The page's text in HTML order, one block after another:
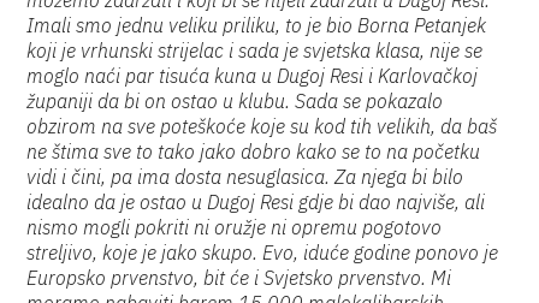
Imali smo jednu veliku priliku, to je bio Borna Petanjek
koji je vrhunski strijelac i sada je svjetska klasa, nije se
moglo naći par tisuća kuna u Dugoj Resi i Karlovačkoj
županiji da bi on ostao u klubu. Sada se pokazalo
obzirom na sve poteškoće koje su kod tih velikih, da baš
ne štima sve to tako jako dobro kako se to na početku
vidi i čini, pa ima dosta nesuglasica. Za njega bi bilo
idealno da je ostao u Dugoj Resi gdje bi dao najviše, ali
nismo mogli pokriti ni oružje ni opremu pogotovo
streljivo, koje je jako skupo. Evo, iduće godine ponovo je
Europsko prvenstvo, bit će i Svjetsko prvenstvo. Mi